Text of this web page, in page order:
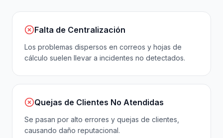
Falta de Centralización
Los problemas dispersos en correos y hojas de
cálculo suelen llevar a incidentes no detectados.
Quejas de Clientes No Atendidas
Se pasan por alto errores y quejas de clientes,
causando daño reputacional.